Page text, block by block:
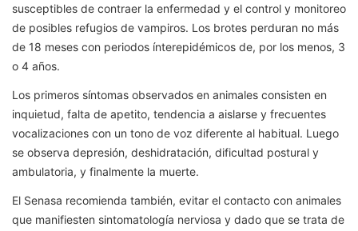
susceptibles de contraer la enfermedad y el control y monitoreo
de posibles refugios de vampiros. Los brotes perduran no más
de 18 meses con periodos ínterepidémicos de, por los menos, 3
o 4 años.
Los primeros síntomas observados en animales consisten en
inquietud, falta de apetito, tendencia a aislarse y frecuentes
vocalizaciones con un tono de voz diferente al habitual. Luego
se observa depresión, deshidratación, dificultad postural y
ambulatoria, y finalmente la muerte.
El Senasa recomienda también, evitar el contacto con animales
que manifiesten sintomatología nerviosa y dado que se trata de